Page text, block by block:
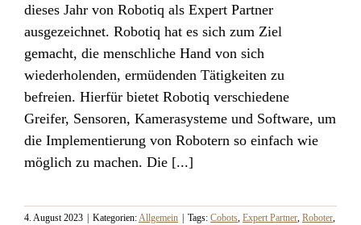
Robotiq Expert Partner 2023
dieses Jahr von Robotiq als Expert Partner
ausgezeichnet. Robotiq hat es sich zum Ziel
gemacht, die menschliche Hand von sich
wiederholenden, ermüdenden Tätigkeiten zu
befreien. Hierfür bietet Robotiq verschiedene
Greifer, Sensoren, Kamerasysteme und Software, um
die Implementierung von Robotern so einfach wie
möglich zu machen. Die [...]
4. August 2023 Kategorien:Allgemein Tags: Cobots, Expert Partner, Roboter,